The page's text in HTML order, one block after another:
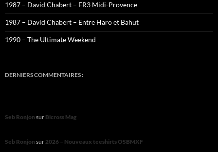
1987 – David Chabert – FR3 Midi-Provence
1987 – David Chabert – Entre Haro et Bahut
1990 – The Ultimate Weekend
DERNIERS COMMENTAIRES :
Seb Ronjon sur Bicross Mag
Seb Ronjon sur2026 – Nouveaux teeshirts OSBMXF